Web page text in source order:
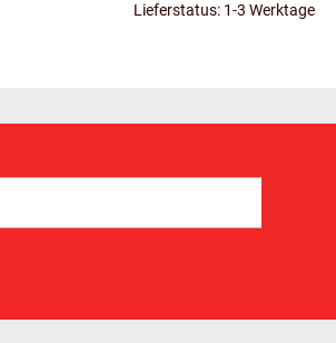
Lieferstatus: 1-3 Werktage